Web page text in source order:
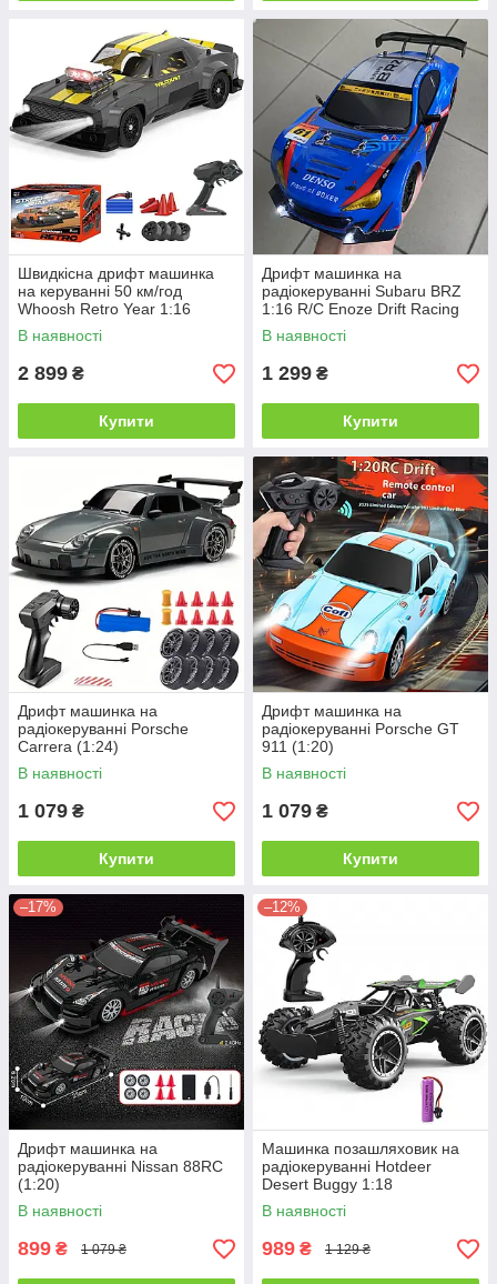
Швидкісна дрифт машинка
на керуванні 50 км/год
Whoosh Retro Year 1:16
В наявності
2 899 ₴
Купити
Дрифт машинка на
радіокеруванні Subaru BRZ
1:16 R/C Enoze Drift Racing
В наявності
1 299 ₴
Купити
Дрифт машинка на
радіокеруванні Porsche
Carrera (1:24)
В наявності
1 079 ₴
Купити
Дрифт машинка на
радіокеруванні Porsche GT
911 (1:20)
В наявності
1 079 ₴
Купити
–17%
Дрифт машинка на
радіокеруванні Nissan 88RC
(1:20)
В наявності
899 ₴ 1 079 ₴
–12%
Машинка позашляховик на
радіокеруванні Hotdeer
Desert Buggy 1:18
В наявності
989 ₴ 1 129 ₴